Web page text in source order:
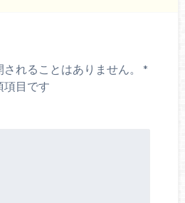
れることはありません。
*
項目です